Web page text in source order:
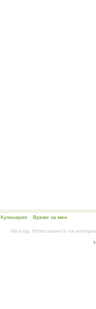
Кулинария Време за мен
Hera.bg. Използването на